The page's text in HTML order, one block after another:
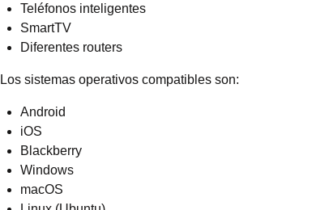
Teléfonos inteligentes
SmartTV
Diferentes routers
Los sistemas operativos compatibles son:
Android
iOS
Blackberry
Windows
macOS